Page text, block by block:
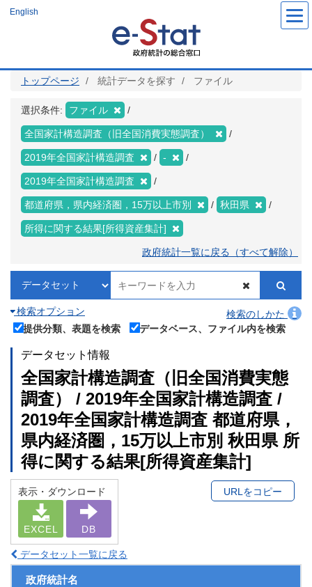
ツ
English
トップページ 統計データを探す ファイル
選択条件: ファイル
全国家計構造調査（旧全国消費実態調査）
2019年全国家計構造調査 -
2019年全国家計構造調査
都道府県，県内経済圏，15万以上市別 秋田県
所得に関する結果[所得資産集計]
政府統計一覧に戻る（すべて解除）
検索オプション
検索のしかた
提供分類、表題を検索
データベース、ファイル内を検索
データセット情報
全国家計構造調査（旧全国消費実態
調査） / 2019年全国家計構造調査 /
2019年全国家計構造調査 都道府県，
県内経済圏，15万以上市別 秋田県 所
得に関する結果[所得資産集計]
表示・ダウンロード
EXCEL DB
URLをコピー
データセット一覧に戻る
政府統計名